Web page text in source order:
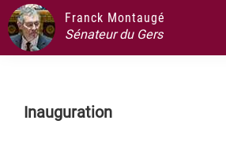
Passer
au
contenu
Passer
la
latérale
principale
Passer
au
pied
page
Franck Montaugé
Sénateur du Gers
Inauguration